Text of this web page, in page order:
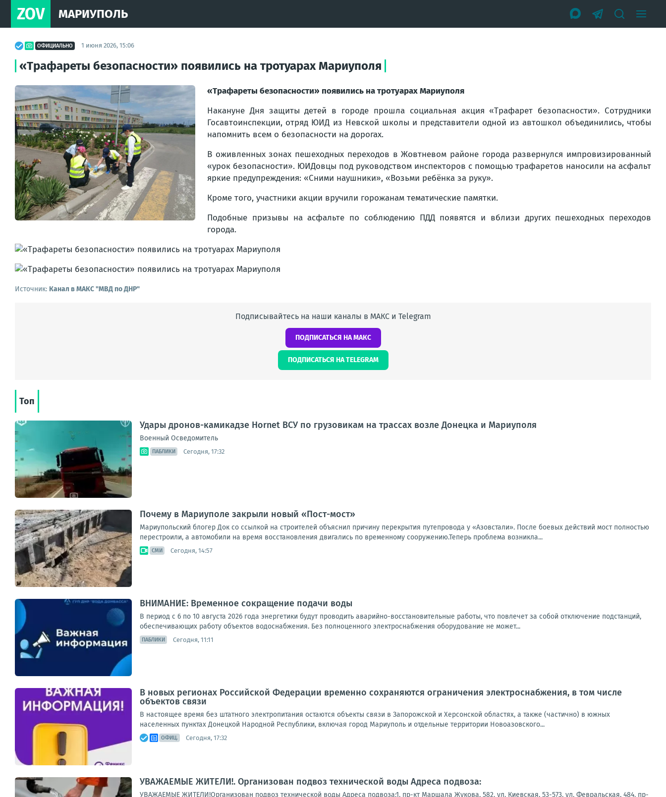
ZOV МАРИУПОЛЬ
ОФИЦИАЛЬНО 1 июня 2026, 15:06
«Трафареты безопасности» появились на тротуарах Мариуполя
«Трафареты безопасности» появились на тротуарах Мариуполя
Накануне Дня защиты детей в городе прошла социальная акция «Трафарет безопасности». Сотрудники
Госавтоинспекции, отряд ЮИД из Невской школы и представители одной из автошкол объединились, чтобы
напомнить всем о безопасности на дорогах.
В оживленных зонах пешеходных переходов в Жовтневом районе города развернулся импровизированный
«урок безопасности». ЮИДовцы под руководством инспекторов с помощью трафаретов наносили на асфальт
яркие предупреждения: «Сними наушники», «Возьми ребёнка за руку».
Кроме того, участники акции вручили горожанам тематические памятки.
Подобные призывы на асфальте по соблюдению ПДД появятся и вблизи других пешеходных переходов
города.
Источник: Канал в МАКС "МВД по ДНР"
Подписывайтесь на наши каналы в МАКС и Telegram
ПОДПИСАТЬСЯ НА МАКС
ПОДПИСАТЬСЯ НА TELEGRAM
Топ
Удары дронов-камикадзе Hornet ВСУ по грузовикам на трассах возле Донецка и Мариуполя
Военный Осведомитель
ПАБЛИКИ Сегодня, 17:32
Почему в Мариуполе закрыли новый «Пост-мост»
Мариупольский блогер Док со ссылкой на строителей объяснил причину перекрытия путепровода у «Азовстали». После боевых действий мост полностью
перестроили, а автомобили на время восстановления двигались по временному сооружению.Теперь проблема возникла...
СМИ Сегодня, 14:57
ВНИМАНИЕ: Временное сокращение подачи воды
В период с 6 по 10 августа 2026 года энергетики будут проводить аварийно-восстановительные работы, что повлечет за собой отключение подстанций,
обеспечивающих работу объектов водоснабжения. Без полноценного электроснабжения оборудование не может...
ПАБЛИКИ Сегодня, 11:11
В новых регионах Российской Федерации временно сохраняются ограничения электроснабжения, в том числе
объектов связи
В настоящее время без штатного электропитания остаются объекты связи в Запорожской и Херсонской областях, а также (частично) в южных
населенных пунктах Донецкой Народной Республики, включая город Мариуполь и отдельные территории Новоазовского...
ОФИЦ. Сегодня, 17:32
УВАЖАЕМЫЕ ЖИТЕЛИ!. Организован подвоз технической воды Адреса подвоза:
УВАЖАЕМЫЕ ЖИТЕЛИ!Организован подвоз технической воды Адреса подвоза:1. пр-кт Маршала Жукова, 582. ул. Киевская, 53-573. ул. Февральская, 484. пр-